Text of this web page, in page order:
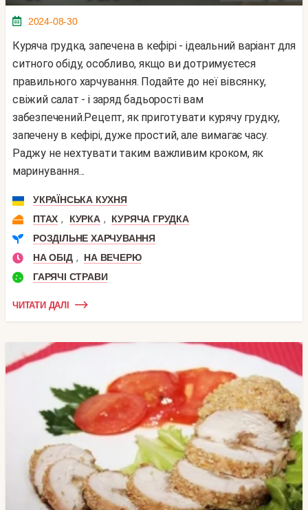
2024-08-30
Куряча грудка, запечена в кефірі - ідеальний варіант для
ситного обіду, особливо, якщо ви дотримуєтеся
правильного харчування. Подайте до неї вівсянку,
свіжий салат - і заряд бадьорості вам
забезпечений.Рецепт, як приготувати курячу грудку,
запечену в кефірі, дуже простий, але вимагає часу.
Раджу не нехтувати таким важливим кроком, як
маринування...
УКРАЇНСЬКА КУХНЯ
ПТАХ , КУРКА ,
КУРЯЧА ГРУДКА
РОЗДІЛЬНЕ ХАРЧУВАННЯ
НА ОБІД ,
НА ВЕЧЕРЮ
ГАРЯЧІ СТРАВИ
ЧИТАТИ ДАЛІ